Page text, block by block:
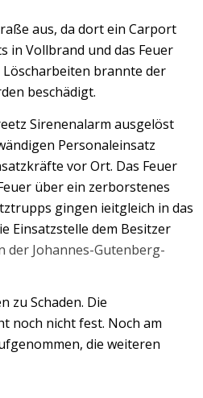
aus, da dort ein Carport
in Vollbrand und das Feuer
brannte der
beschädigt.
Sirenenalarm ausgelöst
Personaleinsatz
vor Ort. Das Feuer
über ein zerborstenes
gingen ieitgleich in das
Einsatzstelle dem Besitzer
der Johannes-Gutenberg-
zu Schaden. Die
noch nicht fest. Noch am
die weiteren